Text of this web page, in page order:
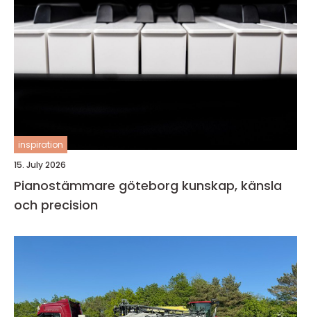
inspiration
15. July 2026
Pianostämmare göteborg kunskap, känsla
och precision